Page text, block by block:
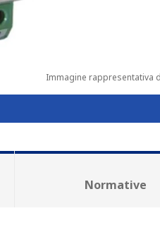
Immagine rappresentativa
Normative